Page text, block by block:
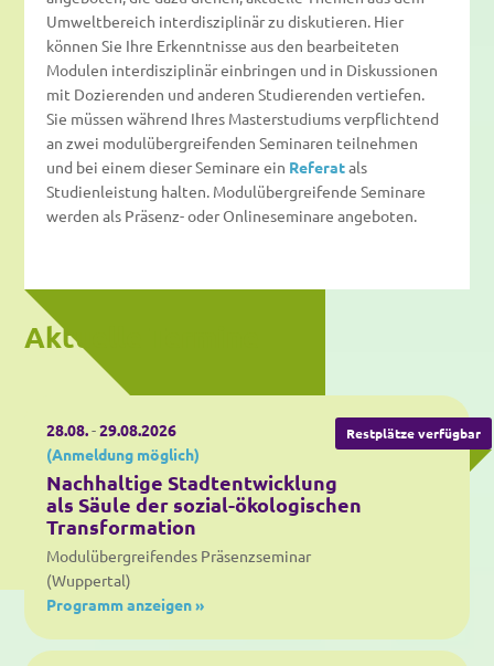
Umweltbereich interdisziplinär zu diskutieren. Hier
können Sie Ihre Erkenntnisse aus den bearbeiteten
Modulen interdisziplinär einbringen und in Diskussionen
mit Dozierenden und anderen Studierenden vertiefen.
Sie müssen während Ihres Masterstudiums verpflichtend
an zwei modulübergreifenden Seminaren teilnehmen
und bei einem dieser Seminare ein Referatals
Studienleistung halten. Modulübergreifende Seminare
werden als Präsenz- oder Onlineseminare angeboten.
Aktuelle Termine
28.08.-29.08.2026
(Anmeldung möglich)
Nachhaltige Stadtentwicklung
als Säule der sozial-ökologischen
Transformation
Modulübergreifendes Präsenzseminar
(Wuppertal)
Restplätze verfügbar
Programm anzeigen »